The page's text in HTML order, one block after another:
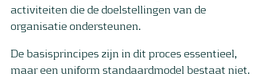
activiteiten die de doelstellingen van de
organisatie ondersteunen.
De basisprincipes zijn in dit proces essentieel,
maar een uniform standaardmodel bestaat niet.